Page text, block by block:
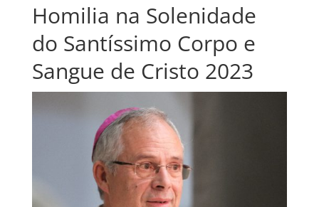
Homilia na Solenidade
do Santíssimo Corpo e
Sangue de Cristo 2023